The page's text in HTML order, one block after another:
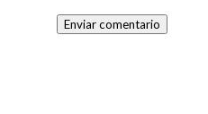
Enviar comentario